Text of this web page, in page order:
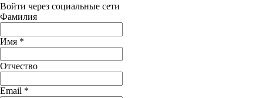
Войти через социальные сети
Фамилия
Имя *
Отчество
Email *